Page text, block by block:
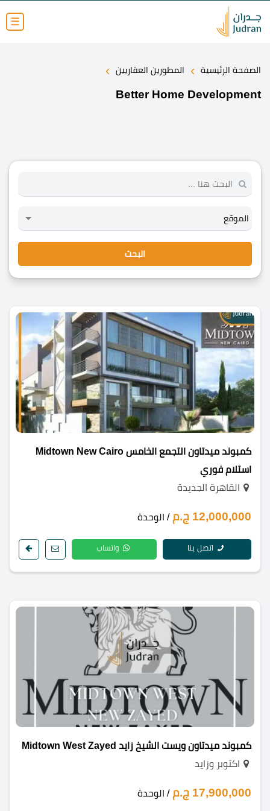
☰
الصفحة الرئيسية › المطورين العقاريين ›
Better Home Development
البحث
كمبوند ميدتاون التجمع الخامس Midtown New Cairo
استلام فوري
القاهرة الجديدة
12,000,000 ج.م / الوحدة
اتصل بنا واتساب
كمبوند ميدتاون ويست الشيخ زايد Midtown West Zayed
اكتوبر وزايد
17,900,000 ج.م / الوحدة